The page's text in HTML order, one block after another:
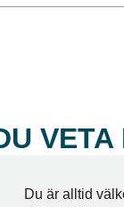
VETA
Du är alltid